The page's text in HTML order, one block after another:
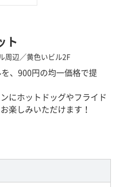
ト
周辺／黄色いビル2F
、900円の均一価格で提
にホットドッグやフライド
楽しみいただけます！